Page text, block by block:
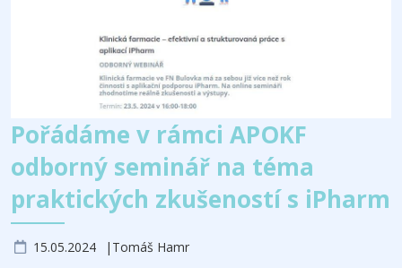
Pořádáme v rámci APOKF
odborný seminář na téma
praktických zkušeností s iPharm
15.05.2024 Tomáš Hamr